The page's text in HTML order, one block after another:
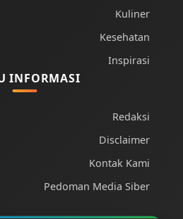
Kuliner
Kesehatan
Inspirasi
INFORMASI
Redaksi
Disclaimer
Kontak Kami
Pedoman Media Siber